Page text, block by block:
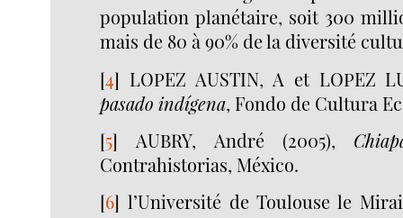
population planétaire, soit 300
mais de 80 à 90% de la diversité
[4] LOPEZ AUSTIN, A et LOPEZ
pasado indígena, Fondo de Cultura
[5] AUBRY, André (2005),
Contrahistorias, México.
[6] l’Université de Toulouse le